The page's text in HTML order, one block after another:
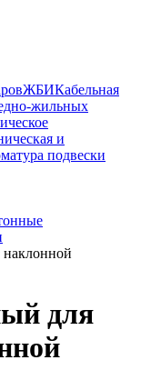
ЖБИКабельная
жильных
и
подвески
для